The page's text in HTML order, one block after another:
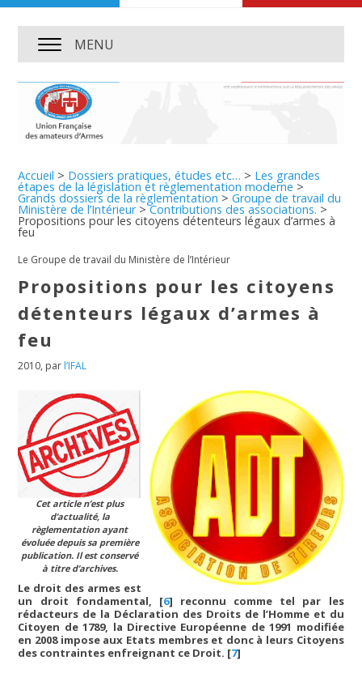
MENU
Accueil > Dossiers pratiques, études etc… > Les grandes
étapes de la législation et règlementation moderne >
Grands dossiers de la règlementation >Groupe de travail du
Ministère de l’Intérieur>Contributions des associations. >
Propositions pour les citoyens détenteurs légaux d’armes à
feu
Le Groupe de travail du Ministère de l’Intérieur
Propositions pour les citoyens
détenteurs légaux d’armes à
feu
2010, par l’IFAL
Cet article n’est plus
d’actualité, la
règlementation ayant
évoluée depuis sa première
publication. Il est conservé
à titre d’archives.
Le droit des armes est
un droit fondamental, [6] reconnu comme tel par les
rédacteurs de la Déclaration des Droits de l’Homme et du
Citoyen de 1789, la Directive Européenne de 1991 modifiée
en 2008 impose aux Etats membres et donc à leurs Citoyens
des contraintes enfreignant ce Droit. [7]